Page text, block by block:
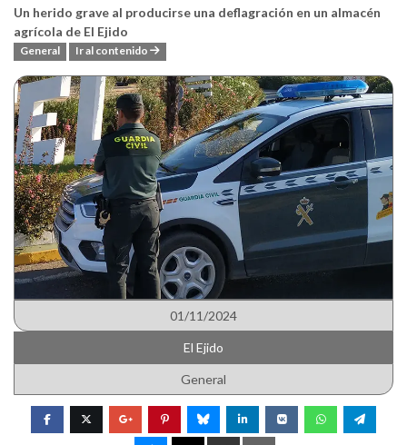
Un herido grave al producirse una deflagración en un almacén
agrícola de El Ejido
General Ir al contenido
01/11/2024
El Ejido
General